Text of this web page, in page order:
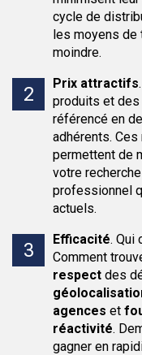
cycle de
les moyens de
moindre.
Prix attractifs.
produits et des
référencé en
adhérents.
permettent de
votre
professionnel
actuels.
Efficacité. Qui
Comment
respect des
agences et
réactivité.
gagner en